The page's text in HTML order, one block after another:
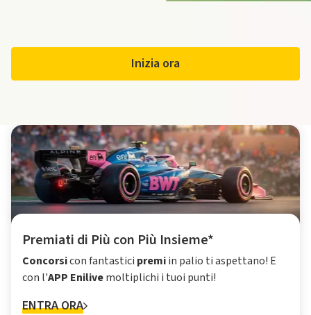
Inizia ora
Premiati di Più con Più Insieme*
Concorsicon fantastici premiin palio ti aspettano! E
con l'APP Enilivemoltiplichi i tuoi punti!
ENTRA ORA